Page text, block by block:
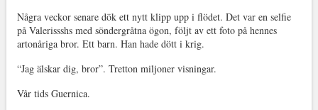
Några veckor senare dök ett nytt klipp upp i flödet. Det var en selfie
på Valerissshs med söndergråtna ögon, följt av ett foto på hennes
artonåriga bror. Ett barn. Han hade dött i krig.
“Jag älskar dig, bror”. Tretton miljoner visningar.
Vår tids Guernica.